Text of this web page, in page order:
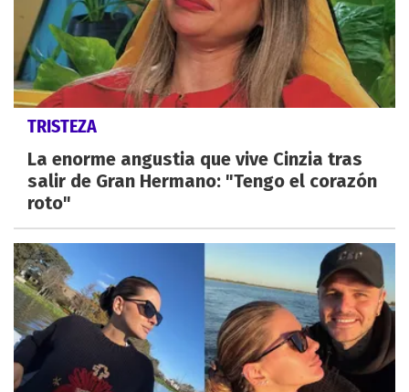
TRISTEZA
La enorme angustia que vive Cinzia tras
salir de Gran Hermano: "Tengo el corazón
roto"